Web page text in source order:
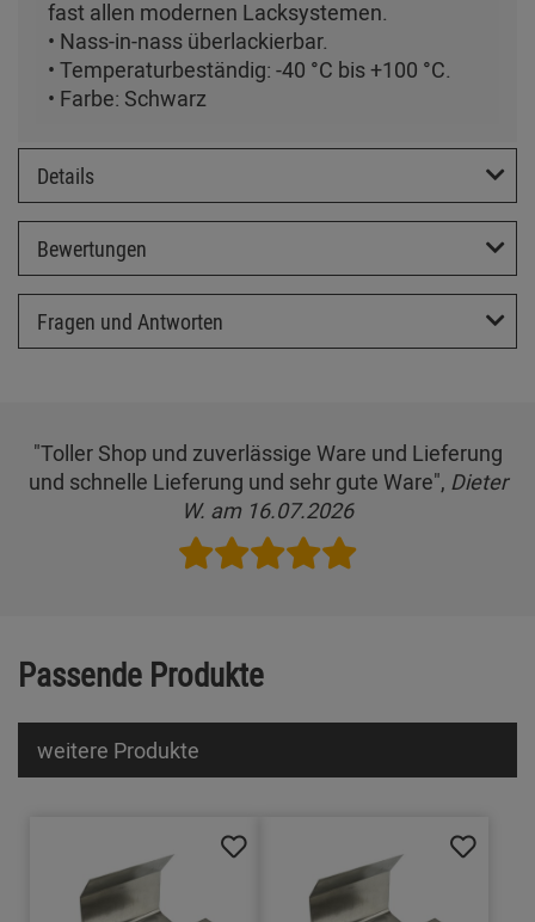
fast allen modernen Lacksystemen.
• Nass-in-nass überlackierbar.
• Temperaturbeständig: -40 °C bis +100 °C.
• Farbe: Schwarz
Details
Bewertungen
Fragen und Antworten
"Toller Shop und zuverlässige Ware und Lieferung
und schnelle Lieferung und sehr gute Ware", Dieter
W. am 16.07.2026
Passende Produkte
weitere Produkte